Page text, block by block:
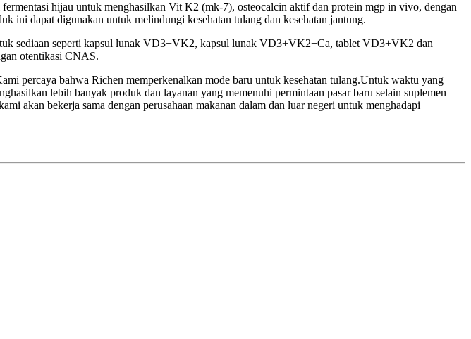
hijau untuk menghasilkan Vit K2 (mk-7), osteocalcin aktif dan protein mgp in vivo, dengan
ini dapat digunakan untuk melindungi kesehatan tulang dan kesehatan jantung.
sediaan seperti kapsul lunak VD3+VK2, kapsul lunak VD3+VK2+Ca, tablet VD3+VK2 dan
otentikasi CNAS.
percaya bahwa Richen memperkenalkan mode baru untuk kesehatan tulang.Untuk waktu yang
lebih banyak produk dan layanan yang memenuhi permintaan pasar baru selain suplemen
akan bekerja sama dengan perusahaan makanan dalam dan luar negeri untuk menghadapi